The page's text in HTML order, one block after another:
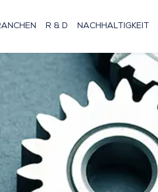
R & D NACHHALTIGKEIT